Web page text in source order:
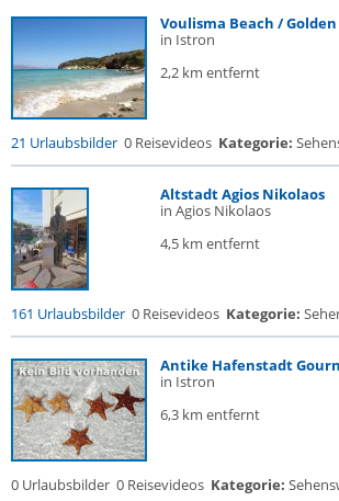
Voulisma Beach /
in Istron
2,2 km entfernt
21 Urlaubsbilder 0 Reisevideos Kategorie:
Altstadt Agios Nikolaos
in Agios Nikolaos
4,5 km entfernt
161 Urlaubsbilder 0 Reisevideos Kategorie:
Antike Hafenstadt
in Istron
6,3 km entfernt
0 Urlaubsbilder 0 Reisevideos Kategorie: